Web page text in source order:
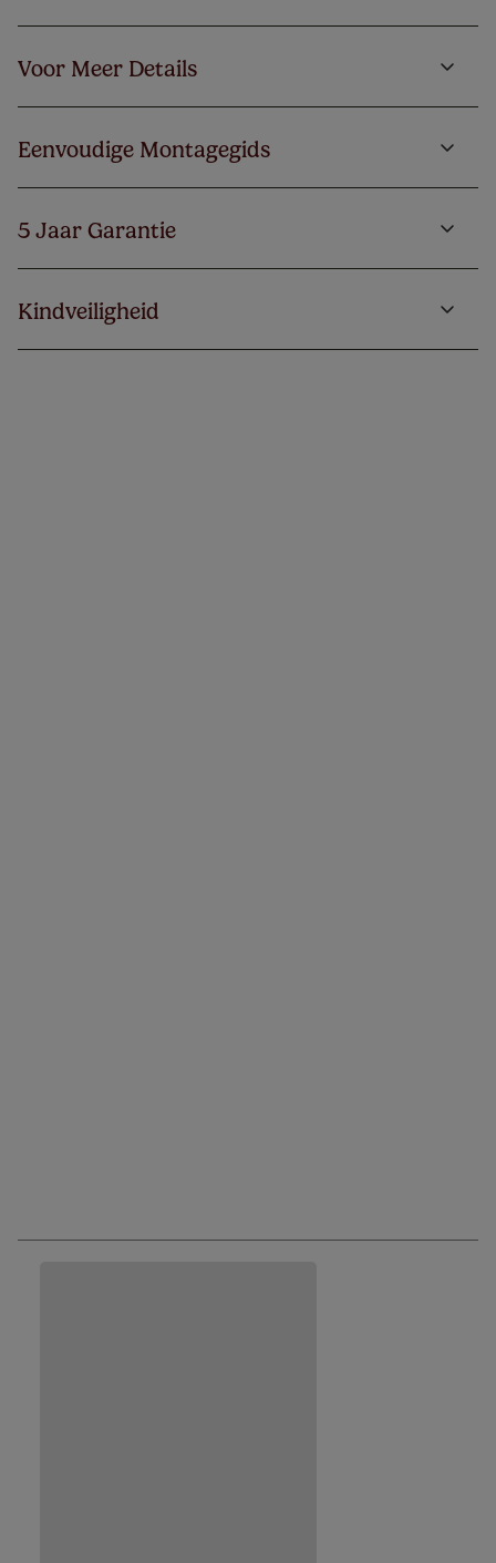
Voor Meer Details
Eenvoudige Montagegids
5 Jaar Garantie
Kindveiligheid